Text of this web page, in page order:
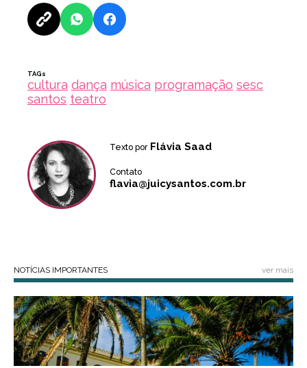
TAGs
cultura dança música programação sesc
santos teatro
Texto por Flávia Saad
Contato
flavia@juicysantos.com.br
NOTÍCIAS IMPORTANTES ver mais